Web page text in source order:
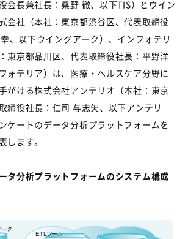
会長兼社長：桑野 徹、以下TIS）とウイン
会社（本社：東京都渋谷区、代表取締役
、以下ウイングアーク）、インフォテリ
東京都品川区、代表取締役社長：平野洋
ォテリア）は、医療・ヘルスケア分野に
がける株式会社アンテリオ（本社：東京
締役社長：仁司 与志矢、以下アンテリ
ケートのデータ分析プラットフォームを
します。
タ分析プラットフォームのシステム構成